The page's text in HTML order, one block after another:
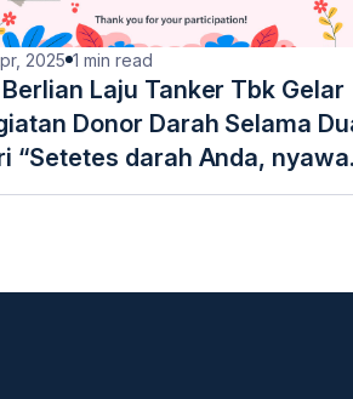
2025 1 min read
Laju Tanker Tbk Gelar
Donor Darah Selama
“Setetes darah Anda, nyawa
Sesama”